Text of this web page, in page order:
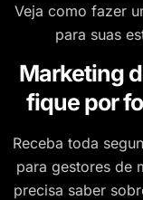
Veja como fazer
para suas
Marketing
fique por
Receba toda
para gestores de
precisa saber